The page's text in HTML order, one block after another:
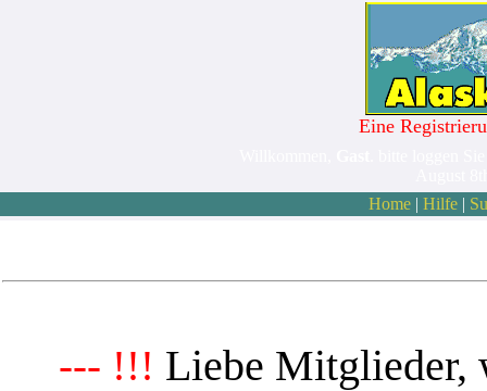
Eine
Home| Hilfe|
--- !!! Liebe Mitglieder,